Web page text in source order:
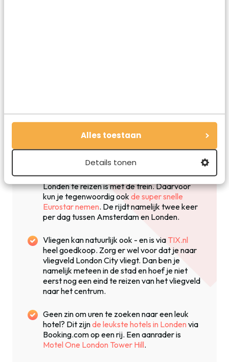
Alles toestaan
Details tonen
een paar handige reistips voor Londen.
Op naar Londen
De meest ontspannen manier om naar
Londen te reizen is met de trein. Daarvoor
kun je tegenwoordig ookde super snelle
Eurostar nemen. De rijdt namelijk twee keer
per dag tussen Amsterdam en Londen.
Vliegen kan natuurlijk ook - en is via TIX.nl
heel goedkoop. Zorg er wel voor dat je naar
vliegveld London City vliegt. Dan ben je
namelijk meteen in de stad en hoef je niet
eerst nog een eind te reizen van het vliegveld
naar het centrum.
Geen zin om uren te zoeken naar een leuk
hotel? Dit zijnde leukste hotels in Londen via
Booking.com op een rij. Een aanrader is
Motel One London Tower Hill.